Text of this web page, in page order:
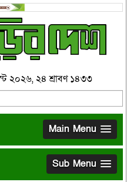
২০২৬, ২৪ শ্রাবণ ১৪৩৩
Main Menu
Sub Menu